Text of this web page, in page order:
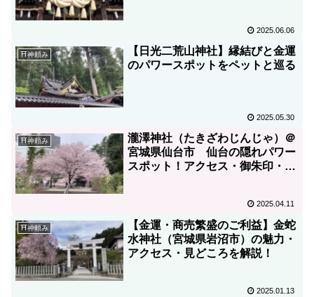
2025.06.06
⛩神頼み
【日光二荒山神社】縁結びと金運
のパワースポットをペットと巡る
2025.05.30
⛩神頼み
瀧澤神社（たきざわじんじゃ）＠
宮城県仙台市 仙台の隠れパワー
スポット！アクセス・御朱印・駐
2025.04.11
⛩神頼み
【金運・商売繁盛のご利益】金蛇
水神社（宮城県岩沼市）の魅力・
アクセス・見どころを解説！
2025.01.13